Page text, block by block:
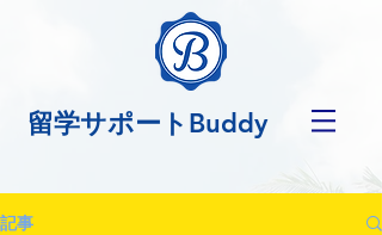
留学サポートBuddy
記事